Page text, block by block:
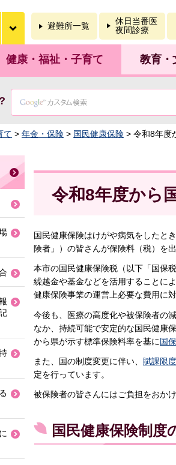
避難所一覧
休日当番医
夜間診療
健康・福祉・子育て 教育・
て > 年金・保険 > 国民健康保険 > 令和8年度
令和8年度から
国民健康保険はけがや病気をしたと
険者」）の皆さんが保険料（税）を
本市の国民健康保険税（以下「国保
繰越金や基金などを活用することに
健康保険事業の運営上必要な費用に
今後も、医療の高度化や被保険者の
なか、持続可能で安定的な国民健康
から県が示す標準保険料率を基に国
また、国の制度変更に伴い、 賦課限
定を行っています。
被保険者の皆さんにはご負担をおか
国民健康保険制度